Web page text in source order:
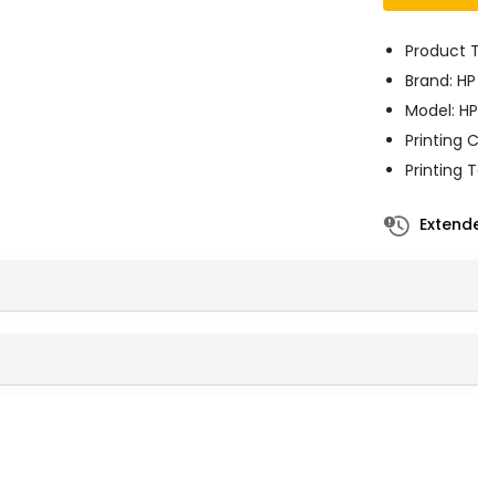
Product
Brand:
Model:
Printing
Printing